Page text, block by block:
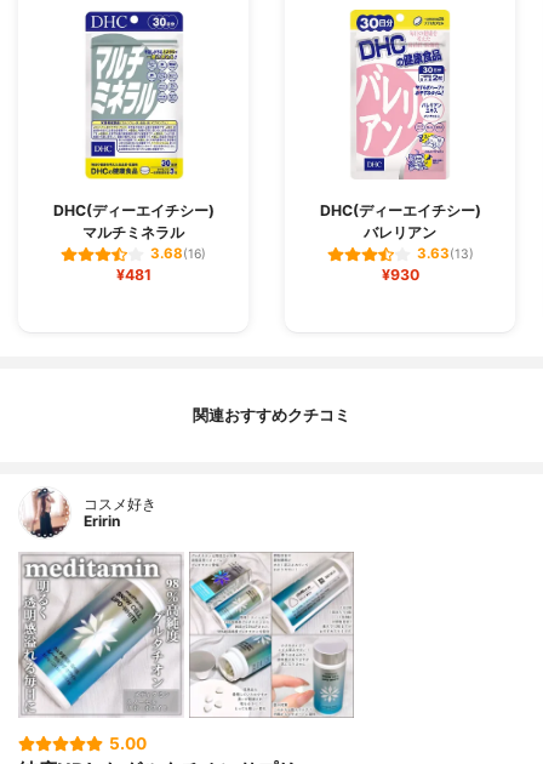
DHC(ディーエイチシー)
マルチミネラル
3.68(16)
¥481
DHC(ディーエイチシー)
バレリアン
3.63(13)
¥930
関連おすすめクチコミ
コスメ好き
Eririn
5.00